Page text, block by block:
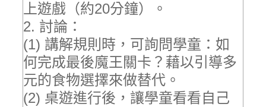
上遊戲（約20分鐘）。
2. 討論：
(1) 講解規則時，可詢問學童：如
何完成最後魔王關卡？藉以引導多
元的食物選擇來做替代。
(2) 桌遊進行後，讓學童看看自己